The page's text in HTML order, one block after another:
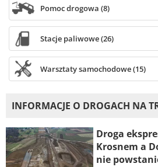
Pomoc drogowa (8)
Stacje paliwowe (26)
Warsztaty samochodowe (15)
INFORMACJE O DROGACH NA
Droga
Krosnem a
nie